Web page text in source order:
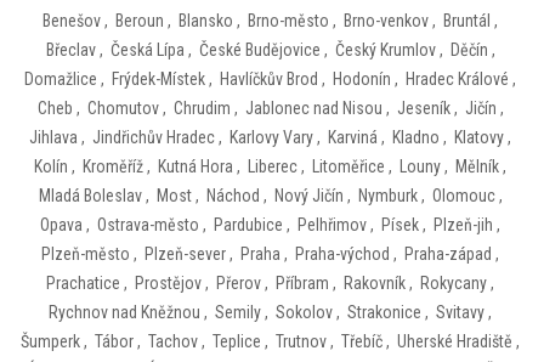
Benešov, Beroun , Blansko , Brno-město , Brno-venkov, Bruntál ,
Břeclav, Česká Lípa , České Budějovice , Český Krumlov, Děčín ,
Domažlice , Frýdek-Místek, Havlíčkův Brod , Hodonín , Hradec Králové ,
Cheb , Chomutov, Chrudim , Jablonec nad Nisou , Jeseník, Jičín ,
Jihlava , Jindřichův Hradec, Karlovy Vary, Karviná , Kladno , Klatovy,
Kolín , Kroměříž, Kutná Hora , Liberec, Litoměřice , Louny, Mělník,
Mladá Boleslav, Most, Náchod , Nový Jičín , Nymburk, Olomouc,
Opava , Ostrava-město , Pardubice , Pelhřimov, Písek, Plzeň-jih ,
Plzeň-město , Plzeň-sever, Praha , Praha-východ , Praha-západ ,
Prachatice , Prostějov, Přerov, Příbram , Rakovník, Rokycany,
Rychnov nad Kněžnou , Semily, Sokolov, Strakonice , Svitavy,
Šumperk, Tábor, Tachov, Teplice , Trutnov, Třebíč, Uherské Hradiště ,